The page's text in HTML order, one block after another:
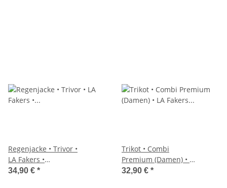
Regenjacke • Trivor •
LA Fakers •
Dunkelblau • mit
34,90 € *
Trikot • Combi
Premium (Damen) • LA
Fakers •
32,90 € *